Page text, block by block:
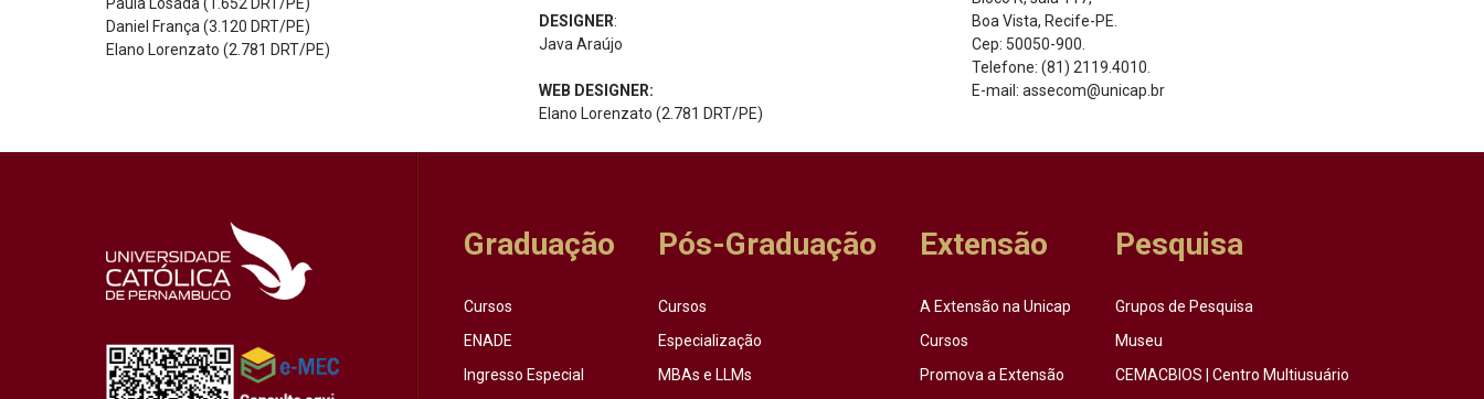
Daniel França (3.120 DRT/PE)
Elano Lorenzato (2.781 DRT/PE)
DESIGNER:
Java Araújo
WEB DESIGNER:
Elano Lorenzato (2.781 DRT/PE)
Boa Vista, Recife-PE.
Cep: 50050-900.
Telefone: (81) 2119.4010.
E-mail: assecom@unicap.br
Graduação
Cursos
ENADE
Ingresso Especial
Pós-Graduação
Cursos
Especialização
MBAs e LLMs
Extensão
A Extensão na Unicap
Cursos
Promova a Extensão
Pesquisa
Grupos de Pesquisa
Museu
CEMACBIOS | Centro Multiusuário